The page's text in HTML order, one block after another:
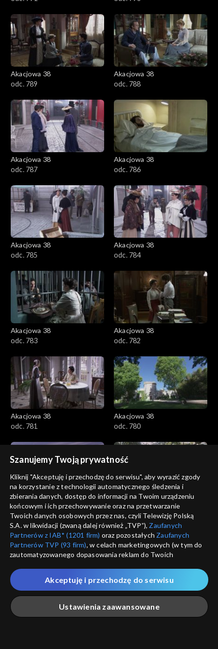
Akacjowa 38
odc. 789
Akacjowa 38
odc. 788
Akacjowa 38
odc. 787
Akacjowa 38
odc. 786
Akacjowa 38
odc. 785
Akacjowa 38
odc. 784
Akacjowa 38
odc. 783
Akacjowa 38
odc. 782
Akacjowa 38
odc. 781
Akacjowa 38
odc. 780
Akacjowa 38
odc. 779
Akacjowa 38
odc. 778
Akacjowa 38
odc. 777
Akacjowa 38
odc. 776
Szanujemy Twoją prywatność
Kliknij "Akceptuję i przechodzę do serwisu", aby wyrazić zgody
na korzystanie z technologii automatycznego śledzenia i
zbierania danych, dostęp do informacji na Twoim urządzeniu
końcowym i ich przechowywanie oraz na przetwarzanie
Twoich danych osobowych przez nas, czyli Telewizję Polską
S.A. w likwidacji (zwaną dalej również „TVP”), Zaufanych
Partnerów z IAB* (1201 firm) oraz pozostałych Zaufanych
Partnerów TVP (93 firm), w celach marketingowych (w tym do
zautomatyzowanego dopasowania reklam do Twoich
które wskazujemy poniżej, a także zgody na udostępnianie
przez nas identyfikatora PPID do Google.
Twoje dane osobowe zbierane podczas odwiedzania przez
Ciebie naszych
poszczególnych serwisówzwanych dalej
„Portalem”, w tym informacje zapisywane za pomocą
Ustawienia zaawansowane
Akceptuję i przechodzę do serwisu